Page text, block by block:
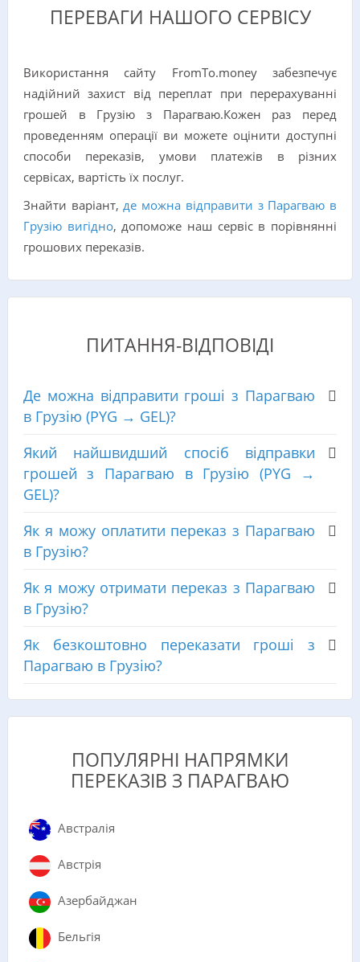
ПЕРЕВАГИ НАШОГО СЕРВІСУ
Використання сайту FromTo.money забезпечує
надійний захист від переплат при перерахуванні
грошей в Грузію з Парагваю.Кожен раз перед
проведенням операції ви можете оцінити доступні
способи переказів, умови платежів в різних
сервісах, вартість їх послуг.
Знайти варіант,де можна відправити з Парагваю в
Грузію вигідно, допоможе наш сервіс в порівнянні
грошових переказів.
ПИТАННЯ-ВІДПОВІДІ
Де можна відправити гроші з Парагваю
в Грузію (PYG → GEL)?
Який найшвидший спосіб відправки
грошей з Парагваю в Грузію (PYG →
GEL)?
Як я можу оплатити переказ з Парагваю
в Грузію?
Як я можу отримати переказ з Парагваю
в Грузію?
Як безкоштовно переказати гроші з
Парагваю в Грузію?
ПОПУЛЯРНІ НАПРЯМКИ
ПЕРЕКАЗІВ З ПАРАГВАЮ
Австралія
Австрія
Азербайджан
Бельгія